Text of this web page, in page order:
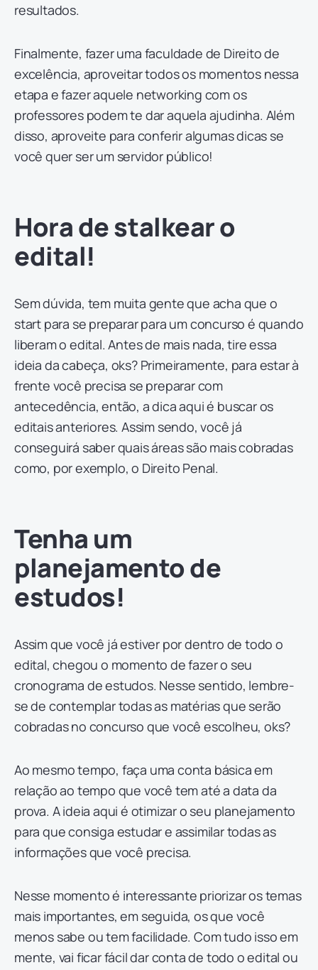
resultados.
Finalmente, fazer uma faculdade de Direito de
excelência, aproveitar todos os momentos nessa
etapa e fazer aquele networking com os
professores podem te dar aquela ajudinha. Além
disso, aproveite para conferir algumas dicas se
você quer ser um servidor público!
Hora de stalkear o
edital!
Sem dúvida, tem muita gente que acha que o
start para se preparar para um concurso é quando
liberam o edital. Antes de mais nada, tire essa
ideia da cabeça, oks? Primeiramente, para estar à
frente você precisa se preparar com
antecedência, então, a dica aqui é buscar os
editais anteriores. Assim sendo, você já
conseguirá saber quais áreas são mais cobradas
como, por exemplo, o Direito Penal.
Tenha um
planejamento de
estudos!
Assim que você já estiver por dentro de todo o
edital, chegou o momento de fazer o seu
cronograma de estudos. Nesse sentido, lembre-
se de contemplar todas as matérias que serão
cobradas no concurso que você escolheu, oks?
Ao mesmo tempo, faça uma conta básica em
relação ao tempo que você tem até a data da
prova. A ideia aqui é otimizar o seu planejamento
para que consiga estudar e assimilar todas as
informações que você precisa.
Nesse momento é interessante priorizar os temas
mais importantes, em seguida, os que você
menos sabe ou tem facilidade. Com tudo isso em
mente, vai ficar fácil dar conta de todo o edital ou